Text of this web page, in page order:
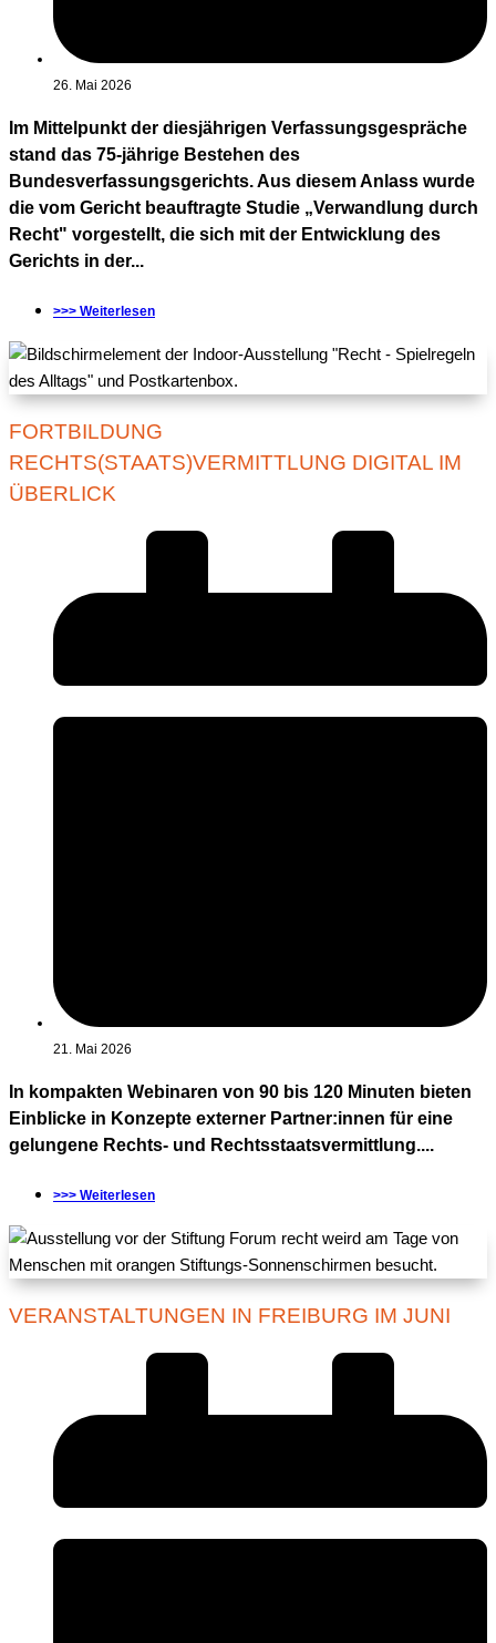
26. Mai 2026
Im Mittelpunkt der diesjährigen Verfassungsgespräche
stand das 75-jährige Bestehen des
Bundesverfassungsgerichts. Aus diesem Anlass wurde
die vom Gericht beauftragte Studie „Verwandlung durch
Recht" vorgestellt, die sich mit der Entwicklung des
Gerichts in der...
>>> Weiterlesen
FORTBILDUNG
RECHTS(STAATS)VERMITTLUNG DIGITAL IM
ÜBERLICK
21. Mai 2026
In kompakten Webinaren von 90 bis 120 Minuten bieten
Einblicke in Konzepte externer Partner:innen für eine
gelungene Rechts- und Rechtsstaatsvermittlung....
>>> Weiterlesen
VERANSTALTUNGEN IN FREIBURG IM JUNI